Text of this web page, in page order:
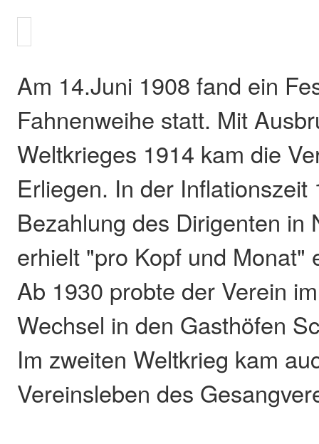
Am 14.Juni 1908 fand ein
Fahnenweihe statt. Mit
Weltkrieges 1914 kam die
Erliegen. In der
Bezahlung des Dirigenten in
erhielt "pro Kopf und Monat"
Ab 1930 probte der Verein
Wechsel in den Gasthöfen
Im zweiten Weltkrieg kam
Vereinsleben des